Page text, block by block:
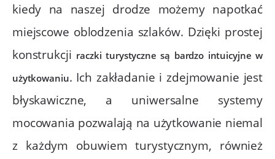
kiedy na naszej drodze możemy napotkać
miejscowe oblodzenia szlaków. Dzięki prostej
konstrukcji raczki turystyczne są bardzo intuicyjne w
użytkowaniu. Ich zakładanie i zdejmowanie jest
błyskawiczne, a uniwersalne systemy
mocowania pozwalają na użytkowanie niemal
z każdym obuwiem turystycznym, również